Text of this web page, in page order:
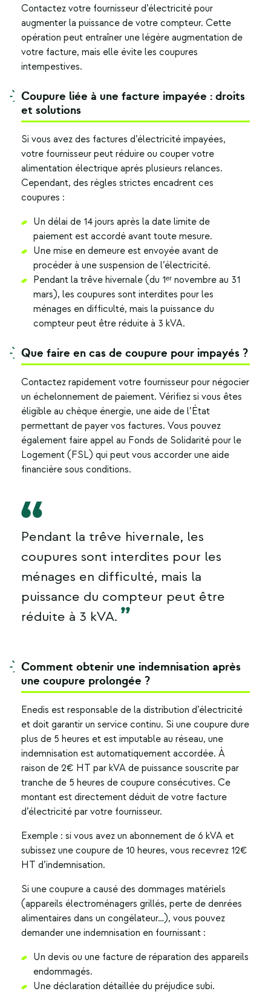
Contactez votre fournisseur d’électricité pour
augmenter la puissance de votre compteur. Cette
opération peut entraîner une légère augmentation de
votre facture, mais elle évite les coupures
intempestives.
Coupure liée à une facture impayée : droits
et solutions
Si vous avez des factures d’électricité impayées,
votre fournisseur peut réduire ou couper votre
alimentation électrique après plusieurs relances.
Cependant, des règles strictes encadrent ces
coupures :
Un délai de 14 jours après la date limite de
paiement est accordé avant toute mesure.
Une mise en demeure est envoyée avant de
procéder à une suspension de l’électricité.
Pendant la trêve hivernale (du 1ᵉʳ novembre au 31
mars), les coupures sont interdites pour les
ménages en difficulté, mais la puissance du
compteur peut être réduite à 3 kVA.
Que faire en cas de coupure pour impayés ?
Contactez rapidement votre fournisseur pour négocier
un échelonnement de paiement. Vérifiez si vous êtes
éligible au chèque énergie, une aide de l’État
permettant de payer vos factures. Vous pouvez
également faire appel au Fonds de Solidarité pour le
Logement (FSL) qui peut vous accorder une aide
financière sous conditions.
Pendant la trêve hivernale, les
coupures sont interdites pour les
ménages en difficulté, mais la
puissance du compteur peut être
réduite à 3 kVA.
Comment obtenir une indemnisation après
une coupure prolongée ?
Enedis est responsable de la distribution d’électricité
et doit garantir un service continu. Si une coupure dure
plus de 5 heures et est imputable au réseau, une
indemnisation est automatiquement accordée. À
raison de 2€ HT par kVA de puissance souscrite par
tranche de 5 heures de coupure consécutives. Ce
montant est directement déduit de votre facture
d’électricité par votre fournisseur.
Exemple : si vous avez un abonnement de 6 kVA et
subissez une coupure de 10 heures, vous recevrez 12€
HT d’indemnisation.
Si une coupure a causé des dommages matériels
(appareils électroménagers grillés, perte de denrées
alimentaires dans un congélateur…), vous pouvez
demander une indemnisation en fournissant :
Un devis ou une facture de réparation des appareils
endommagés.
Une déclaration détaillée du préjudice subi.